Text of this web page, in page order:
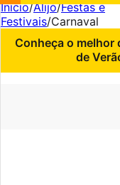
Início/Alijó/Festas e
Festivais/Carnaval
Conheça o melhor
de